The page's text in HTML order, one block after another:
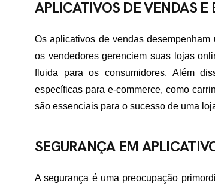
ATENDIDAS
NÓS
APLICATIVOS DE VENDAS E
Os aplicativos de vendas
os vendedores gerenciem suas lojas
fluida para os consumidores. Além
específicas para e-commerce, como
são essenciais para o sucesso de uma
SEGURANÇA EM
A segurança é uma preocupação